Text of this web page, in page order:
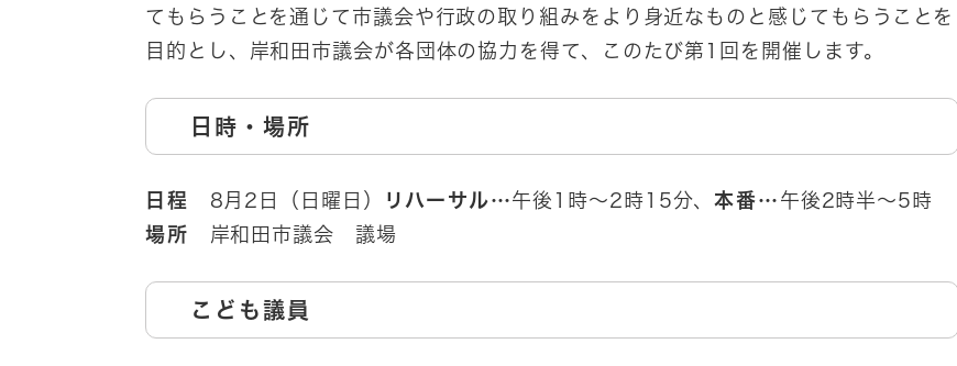
てもらうことを通じて市議会や行政の取り組みをより身近なものと感じてもらうことを
目的とし、岸和田市議会が各団体の協力を得て、このたび第1回を開催します。
日時・場所
日程 8月2日（日曜日） リハーサル…午後1時～2時15分、本番… 午後2時半～5時
場所 岸和田市議会 議場
こども議員